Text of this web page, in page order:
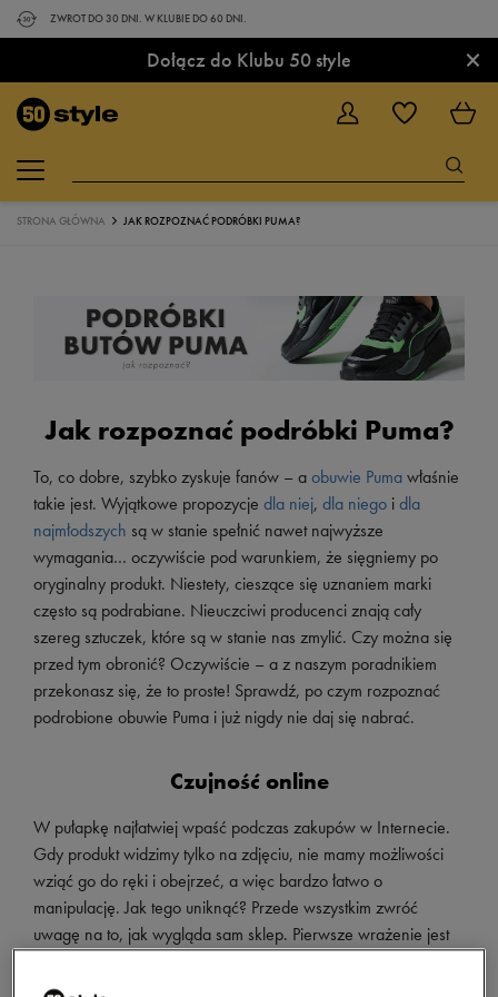
ZWROT DO 30 DNI. W KLUBIE DO 60 DNI.
Dołącz do Klubu 50 style ×
STRONA GŁÓWNA JAK ROZPOZNAĆ PODRÓBKI PUMA?
Jak rozpoznać podróbki Puma?
To, co dobre, szybko zyskuje fanów – aobuwie Pumawłaśnie
takie jest. Wyjątkowe propozycje dla niej, dla niego idla
najmłodszych są w stanie spełnić nawet najwyższe
wymagania… oczywiście pod warunkiem, że sięgniemy po
oryginalny produkt. Niestety, cieszące się uznaniem marki
często są podrabiane. Nieuczciwi producenci znają cały
szereg sztuczek, które są w stanie nas zmylić. Czy można się
przed tym obronić? Oczywiście – a z naszym poradnikiem
przekonasz się, że to proste! Sprawdź, po czym rozpoznać
podrobione obuwie Puma i już nigdy nie daj się nabrać.
Czujność online
W pułapkę najłatwiej wpaść podczas zakupów w Internecie.
Gdy produkt widzimy tylko na zdjęciu, nie mamy możliwości
wziąć go do ręki i obejrzeć, a więc bardzo łatwo o
manipulację. Jak tego uniknąć? Przede wszystkim zwróć
uwagę na to, jak wygląda sam sklep. Pierwsze wrażenie jest
czytelnych informacji i skomplikowany layout może być